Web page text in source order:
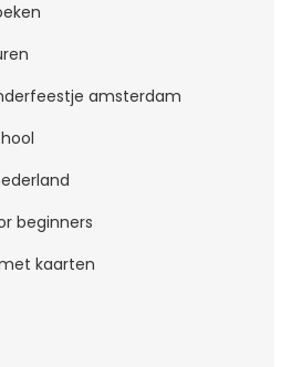
amsterdam
beginners
kaarten